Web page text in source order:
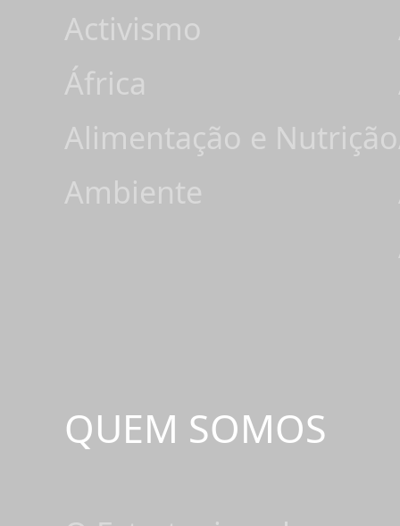
Activismo
África
Alimentação e Nutrição
Ambiente
QUEM SOMOS